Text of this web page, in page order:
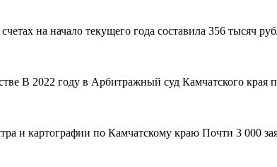
на начало текущего года составила 356 тысяч
В 2022 году в Арбитражный суд Камчатского
и картографии по Камчатскому краю Почти 3 000